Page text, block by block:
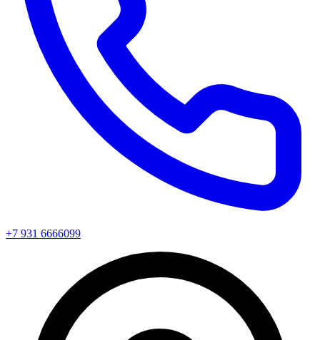
+7 931 6666099